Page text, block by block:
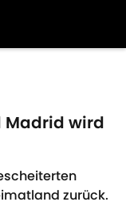
Madrid wird
zurück.